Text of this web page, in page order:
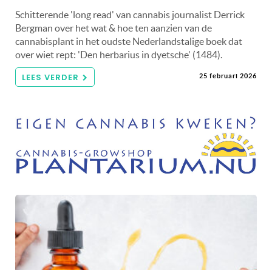
Schitterende 'long read' van cannabis journalist Derrick
Bergman over het wat & hoe ten aanzien van de
cannabisplant in het oudste Nederlandstalige boek dat
over wiet rept: 'Den herbarius in dyetsche' (1484).
LEES VERDER 25 februari 2026